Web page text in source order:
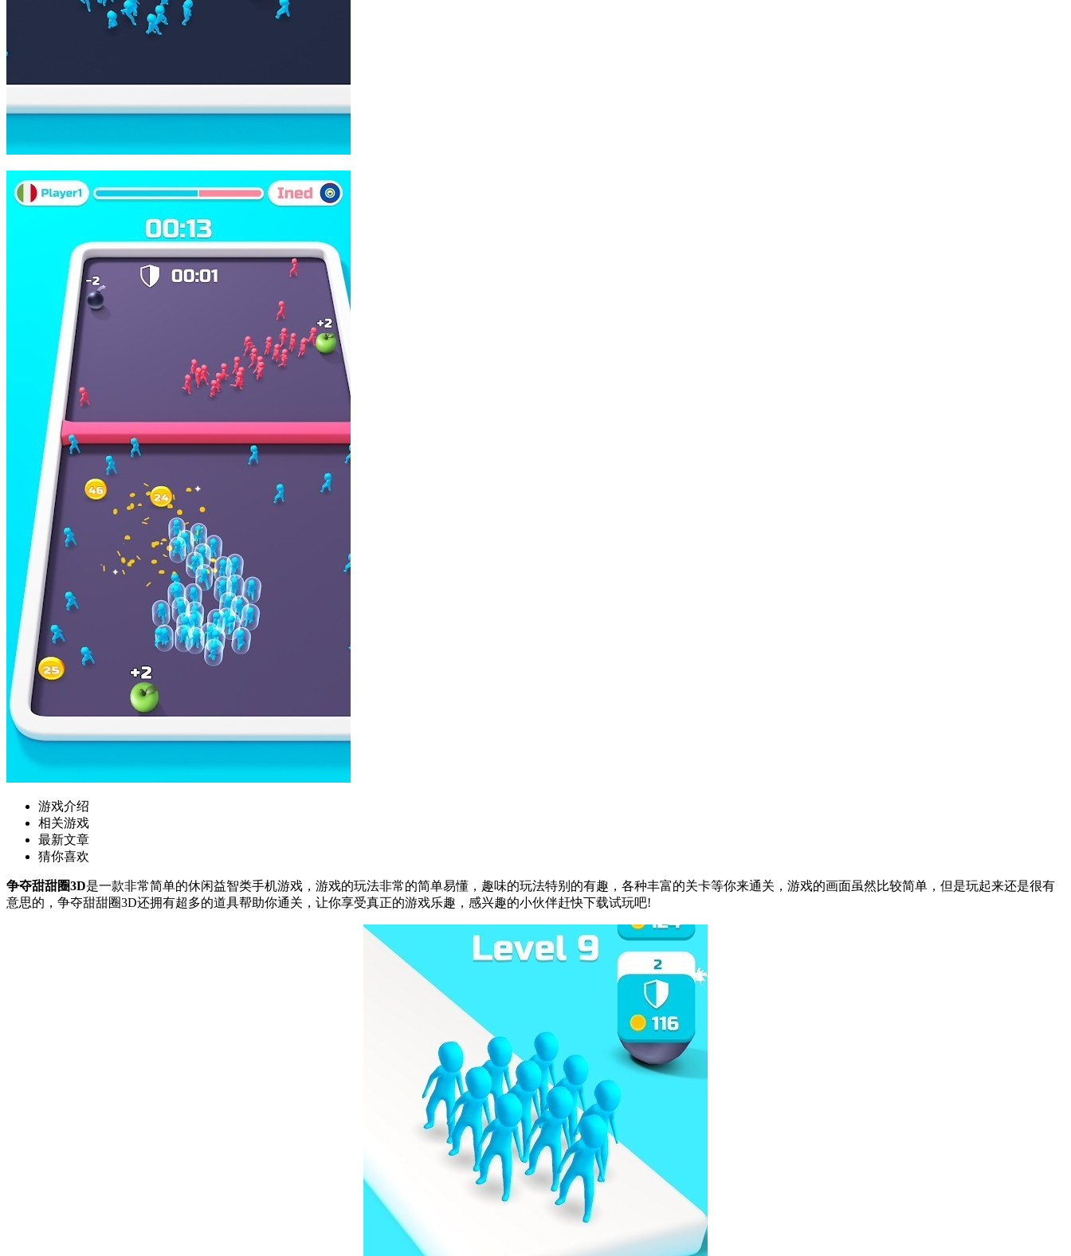
游戏介绍
相关游戏
最新文章
猜你喜欢
争夺甜甜圈3D是一款非常简单的休闲益智类手机游戏，游戏的玩法非常的简单易懂，趣味的玩法特别的有趣，各种丰富的关卡等你来通关，游戏的画面虽然比较简单，但是玩起来还是很有
意思的，争夺甜甜圈3D还拥有超多的道具帮助你通关，让你享受真正的游戏乐趣，感兴趣的小伙伴赶快下载试玩吧!